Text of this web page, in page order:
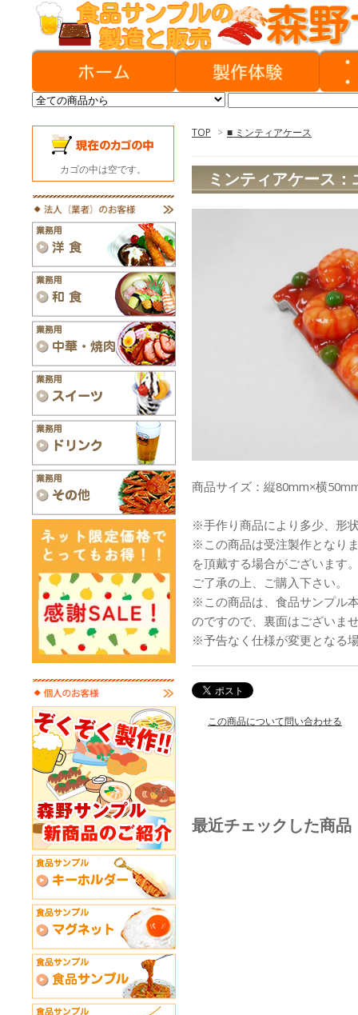
TOP > ■ ミンティアケース
ミンティアケース：
商品サイズ：縦80mm×横
※手作り商品により多少、形
※この商品は受注製作となり
を頂戴する場合がございます
ご了承の上、ご購入下さい。
※この商品は、食品サンプル
のですので、裏面はございま
※予告なく仕様が変更となる
この商品について問い合わせる
最近チェックした商品
カゴの中は空です。